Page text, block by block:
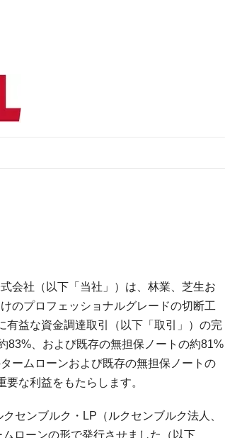
会社（以下「当社」）は、林業、芝生お
のプロフェッショナルグレードの切断工
益な資金調達取引（以下「取引」）の完
83%、および既存の無担保ノートの約81%
ームローンおよび既存の無担保ノートの
な利益をもたらします。
センブルク・LP（ルクセンブルク法人、
ローンの形で発行させました（以下